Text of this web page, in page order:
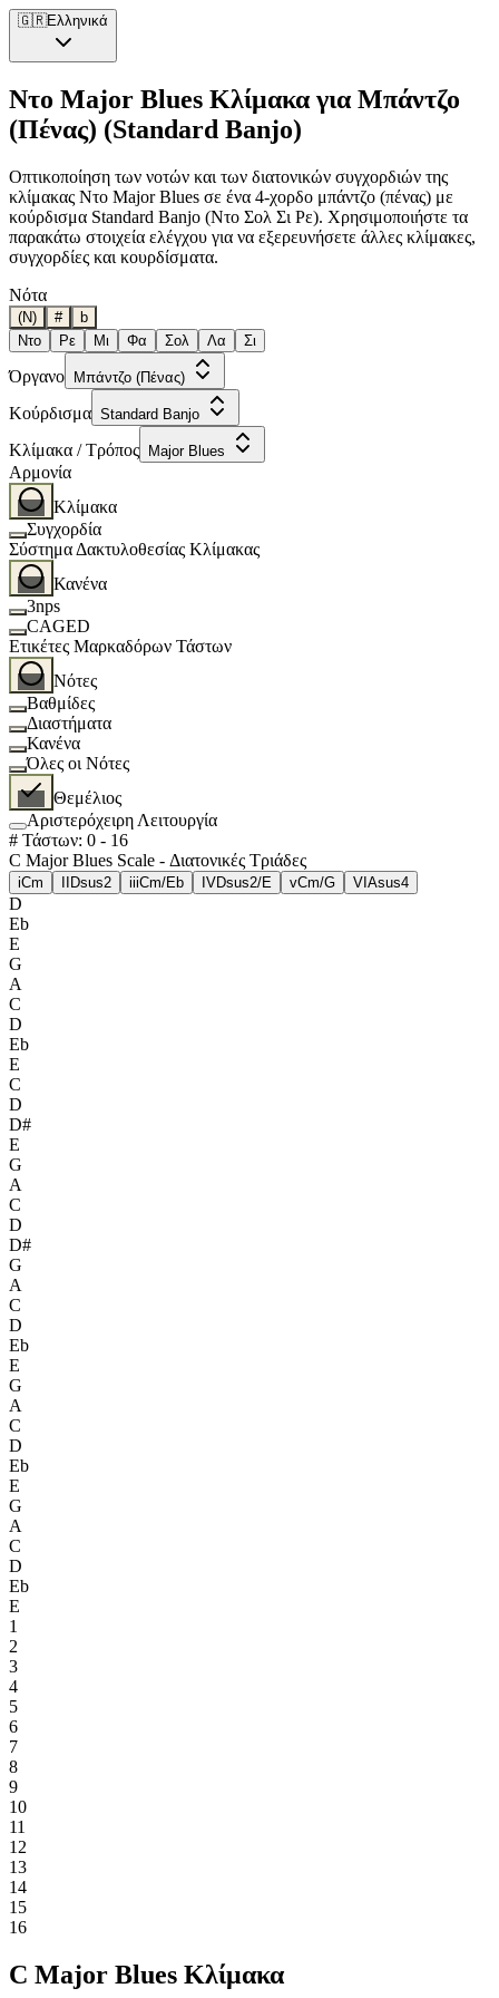
🇬🇷Ελληνικά
Ντο Major Blues Κλίμακα για Μπάντζο
(Πένας) (Standard Banjo)
Οπτικοποίηση των νοτών και των διατονικών συγχορδιών της
κλίμακας Ντο Major Blues σε ένα 4-χορδο μπάντζο (πένας) με
κούρδισμα Standard Banjo (Ντο Σολ Σι Ρε). Χρησιμοποιήστε τα
παρακάτω στοιχεία ελέγχου για να εξερευνήσετε άλλες κλίμακες,
συγχορδίες και κουρδίσματα.
Νότα
(N) #
b
Ντο
Ρε Μι Φα Σολ Λα Σι
Όργανο Μπάντζο (Πένας)
Κούρδισμα Standard Banjo
Κλίμακα / Τρόπος Major Blues
Αρμονία
Κλίμακα
Συγχορδία
Σύστημα Δακτυλοθεσίας Κλίμακας
Κανένα
3nps
CAGED
Ετικέτες Μαρκαδόρων Τάστων
Νότες
Βαθμίδες
Διαστήματα
Κανένα
Όλες οι Νότες
Θεμέλιος
Αριστερόχειρη Λειτουργία
# Τάστων: 0 - 16
C Major Blues Scale - Διατονικές Τριάδες
iCm Dsus2 iiiCm/Eb IVDsus2/E vCm/G VI Asus4
D
Eb
E
G
A
C
D
Eb
E
C
D
D#
E
G
A
C
D
D#
G
A
C
D
Eb
E
G
A
C
D
Eb
E
G
A
C
D
Eb
E
1
2
3
4
5
6
7
8
9
10
11
12
13
14
15
16
C Major Blues Κλίμακα